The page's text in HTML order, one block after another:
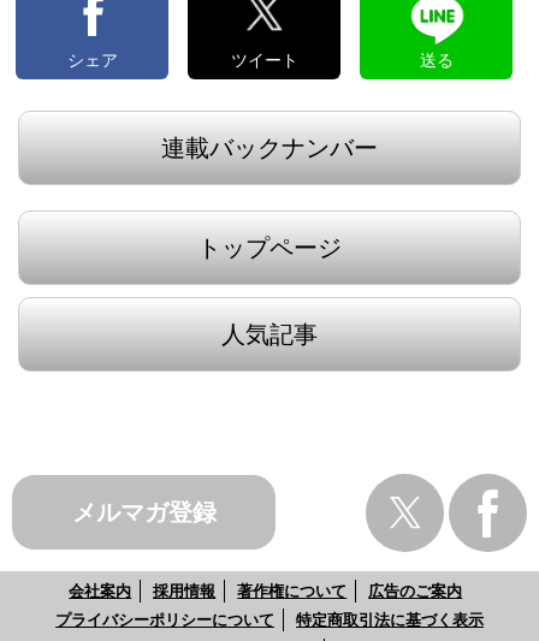
シェア ツイート 送る
連載バックナンバー
トップページ
人気記事
メルマガ登録
会社案内 採用情報 著作権について
広告のご案内
プライバシーポリシーについて
特定商取引法に基づく表示